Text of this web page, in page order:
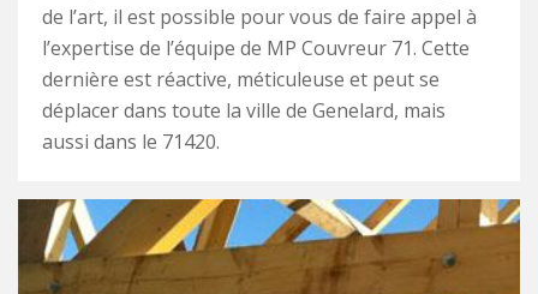
de l’art, il est possible pour vous de faire appel à
l’expertise de l’équipe de MP Couvreur 71. Cette
dernière est réactive, méticuleuse et peut se
déplacer dans toute la ville de Genelard, mais
aussi dans le 71420.